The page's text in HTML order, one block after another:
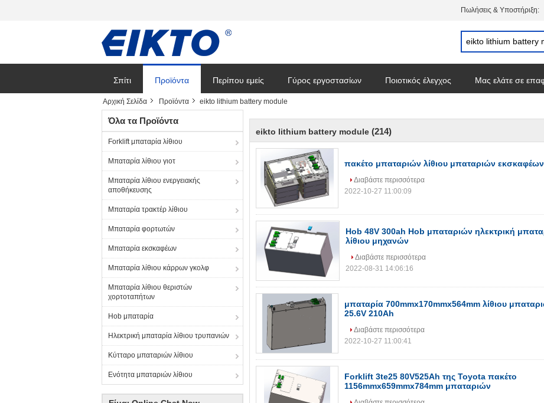
Πωλήσεις & Υποστήριξη:
Σπίτι Προϊόντα Περίπου εμείς Γύρος εργοστασίων Ποιοτικός έλεγχος Μας ελάτε σε
Αρχική Σελίδα Προϊόντα eikto lithium battery module
Όλα τα Προϊόντα
Forklift μπαταρία λίθιου
Μπαταρία λίθιου γιοτ
Μπαταρία λίθιου ενεργειακής
αποθήκευσης
Μπαταρία τρακτέρ λίθιου
Μπαταρία φορτωτών
Μπαταρία εκσκαφέων
Μπαταρία λίθιου κάρρων γκολφ
Μπαταρία λίθιου θεριστών
χορτοταπήτων
Hob μπαταρία
Ηλεκτρική μπαταρία λίθιου τρυπανιών
Κύτταρο μπαταριών λίθιου
Ενότητα μπαταριών λίθιου
eikto lithium battery module (214)
πακέτο μπαταριών λίθιου μπαταριών
Διαβάστε περισσότερα
2022-10-27 11:00:09
Hob 48V 300ah Hob μπαταριών ηλεκτρική
λίθιου μηχανών
Διαβάστε περισσότερα
2022-08-31 14:06:16
μπαταρία 700mmx170mmx564mm λίθιου
25.6V 210Ah
Διαβάστε περισσότερα
2022-10-27 11:00:41
Forklift 3te25 80V525Ah της Toyota πακέτο
1156mmx659mmx784mm μπαταριών